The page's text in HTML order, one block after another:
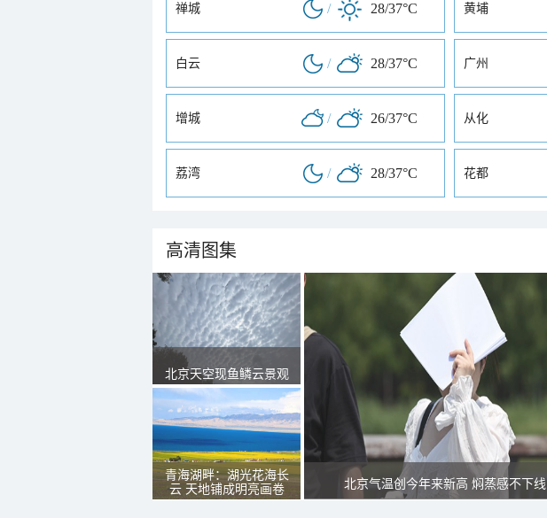
禅城 / 28/37°C 黄埔
白云 / 28/37°C 广州
增城 / 26/37°C 从化
荔湾 / 28/37°C 花都
高清图集
北京天空现鱼鳞云景观
青海湖畔：湖光花海长
云 天地铺成明亮画卷
北京气温创今年来新高 焖蒸感不下线